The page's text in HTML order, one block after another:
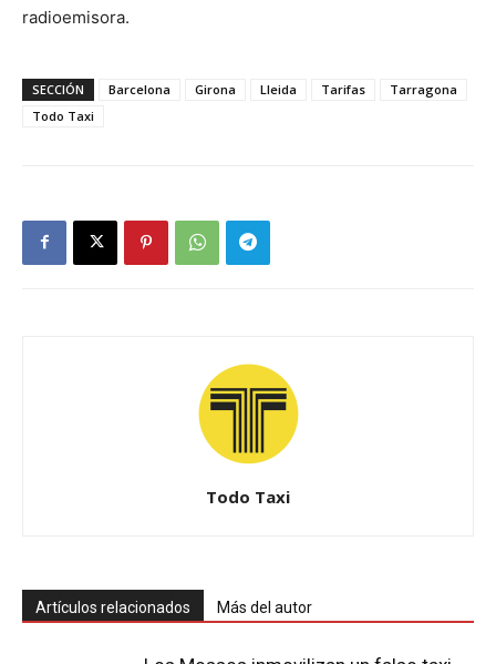
radioemisora.
SECCIÓN Barcelona Girona Lleida Tarifas
Tarragona
Todo Taxi
Todo Taxi
Artículos relacionados Más del autor